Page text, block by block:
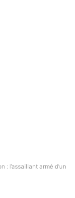
: l’assaillant armé d’un